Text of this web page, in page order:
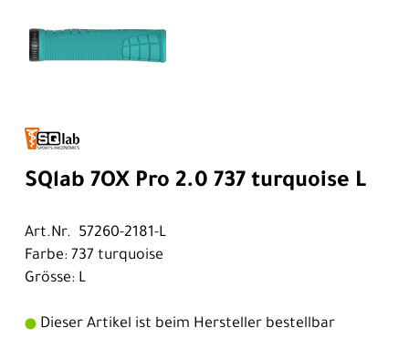
SQlab 7OX Pro 2.0 737 turquoise L
Art.Nr. 57260-2181-L
Farbe: 737 turquoise
Grösse: L
Dieser Artikel ist beim Hersteller bestellbar